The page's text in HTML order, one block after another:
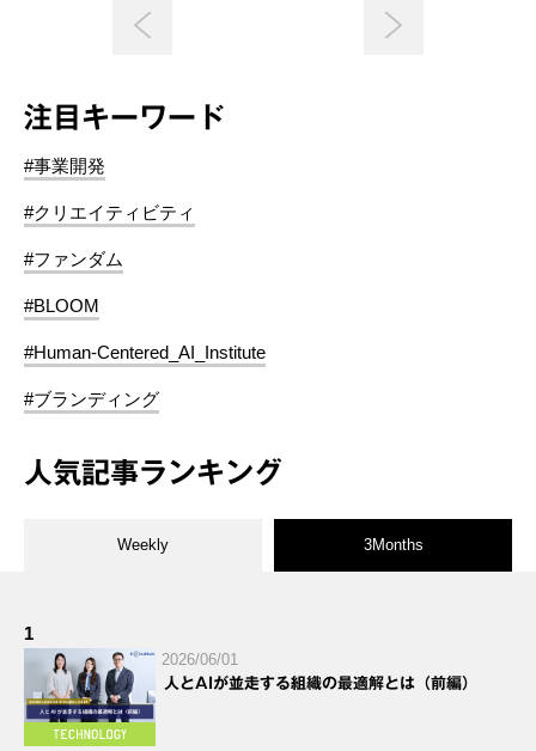
注目キーワード
#事業開発
#クリエイティビティ
#ファンダム
#BLOOM
#Human-Centered_AI_Institute
#ブランディング
人気記事ランキング
Weekly 3Months
1
2026/06/01
人とAIが並走する組織の最適解とは（前編）